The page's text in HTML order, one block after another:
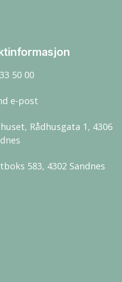
50 00
e-post
Rådhusgata 1, 4306
583, 4302 Sandnes